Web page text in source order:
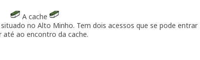
A cache
no Alto Minho. Tem dois acessos que se pode entrar
até ao encontro da cache.